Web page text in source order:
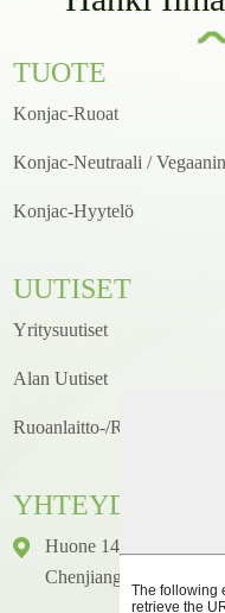
TUOTE
Konjac-Ruoat
Konjac-Neutraali /
Konjac-Hyytelö
UUTISET
Yritysuutiset
Alan Uutiset
Ruoanlaitto-/reseptiuutiset
Huone 1416, Kerros
Chenjiang Zhongkai